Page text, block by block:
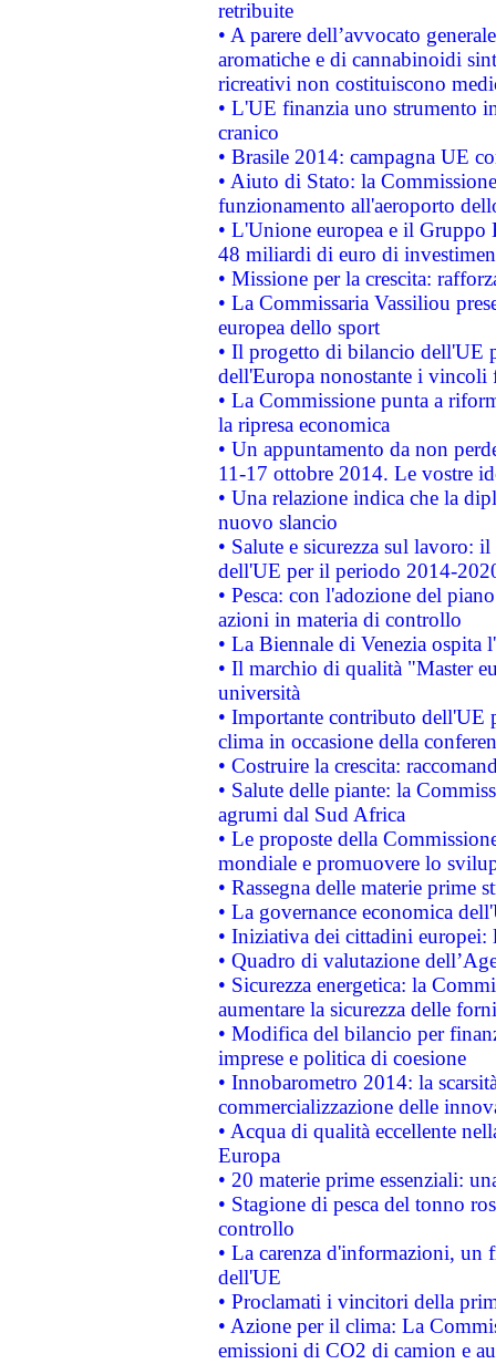
retribuite
• A parere dell’avvocato
aromatiche e di cannabinoidi
ricreativi non costituiscono
• L'UE finanzia uno strumento
cranico
• Brasile 2014: campagna UE
• Aiuto di Stato: la
funzionamento all'aeroporto
• L'Unione europea e il
48 miliardi di euro di
• Missione per la crescita:
• La Commissaria Vassiliou
europea dello sport
• Il progetto di bilancio dell'UE
dell'Europa nonostante i vincoli
• La Commissione punta a
la ripresa economica
• Un appuntamento da non
11-17 ottobre 2014. Le vostre
• Una relazione indica che la
nuovo slancio
• Salute e sicurezza sul lavoro:
dell'UE per il periodo 2014-
• Pesca: con l'adozione del
azioni in materia di controllo
• La Biennale di Venezia ospita
• Il marchio di qualità "Master
università
• Importante contributo dell'UE
clima in occasione della
• Costruire la crescita:
• Salute delle piante: la
agrumi dal Sud Africa
• Le proposte della
mondiale e promuovere lo
• Rassegna delle materie prime
• La governance economica
• Iniziativa dei cittadini
• Quadro di valutazione
• Sicurezza energetica: la
aumentare la sicurezza delle
• Modifica del bilancio per
imprese e politica di coesione
• Innobarometro 2014: la
commercializzazione delle
• Acqua di qualità eccellente
Europa
• 20 materie prime essenziali:
• Stagione di pesca del tonno
controllo
• La carenza d'informazioni, un
dell'UE
• Proclamati i vincitori della
• Azione per il clima: La
emissioni di CO2 di camion e